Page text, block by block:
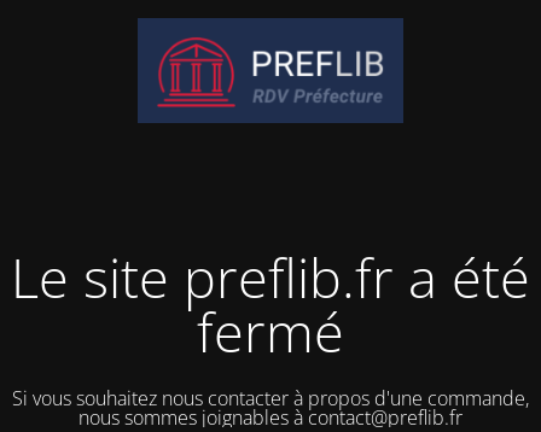
Le site preflib.fr a été
fermé
Si vous souhaitez nous contacter à propos d'une commande,
nous sommes joignables à contact@preflib.fr